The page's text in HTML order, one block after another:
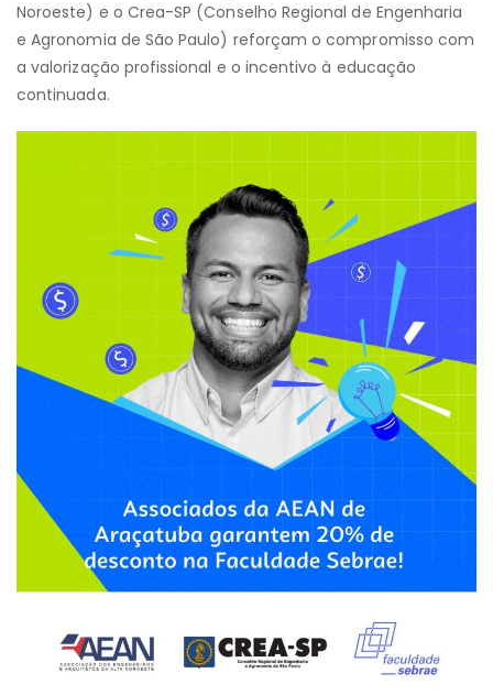
Noroeste) e o Crea-SP (Conselho Regional de Engenharia
e Agronomia de São Paulo) reforçam o compromisso com
a valorização profissional e o incentivo à educação
continuada.